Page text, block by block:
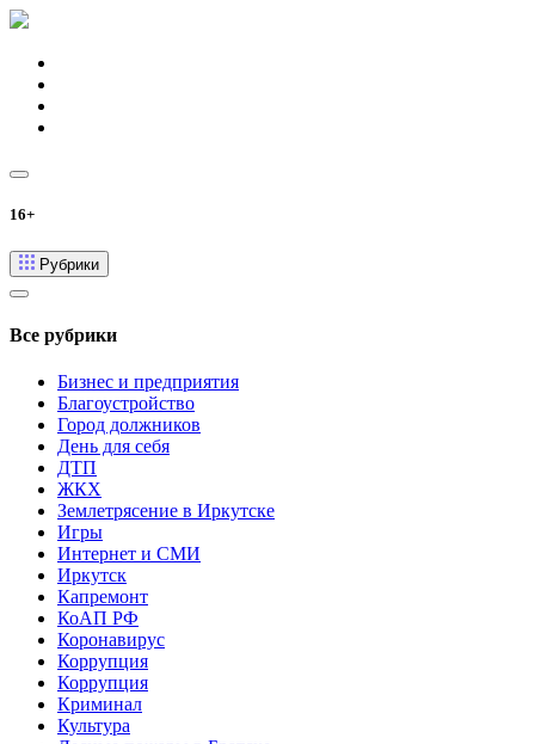
16+
Рубрики
Все рубрики
Бизнес и предприятия
Благоустройство
Город должников
День для себя
ДТП
ЖКХ
Землетрясение в Иркутске
Игры
Интернет и СМИ
Иркутск
Капремонт
КоАП РФ
Коронавирус
Коррупция
Коррупция
Криминал
Культура